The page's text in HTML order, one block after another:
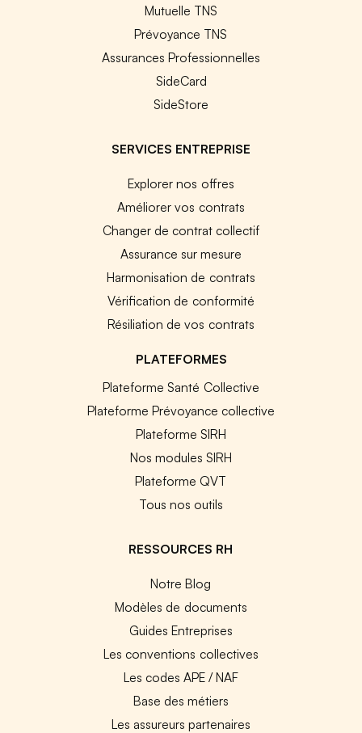
Mutuelle TNS
Prévoyance TNS
Assurances Professionnelles
SideCard
SideStore
SERVICES ENTREPRISE
Explorer nos offres
Améliorer vos contrats
Changer de contrat collectif
Assurance sur mesure
Harmonisation de contrats
Vérification de conformité
Résiliation de vos contrats
PLATEFORMES
Plateforme Santé Collective
Plateforme Prévoyance collective
Plateforme SIRH
Nos modules SIRH
Plateforme QVT
Tous nos outils
RESSOURCES RH
Notre Blog
Modèles de documents
Guides Entreprises
Les conventions collectives
Les codes APE / NAF
Base des métiers
Les assureurs partenaires